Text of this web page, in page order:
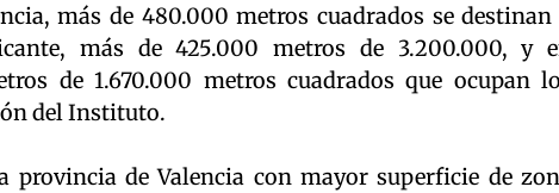
más de 480.000 metros cuadrados se destinan
más de 425.000 metros de 3.200.000, y
de 1.670.000 metros cuadrados que ocupan
del Instituto.
provincia de Valencia con mayor superficie de